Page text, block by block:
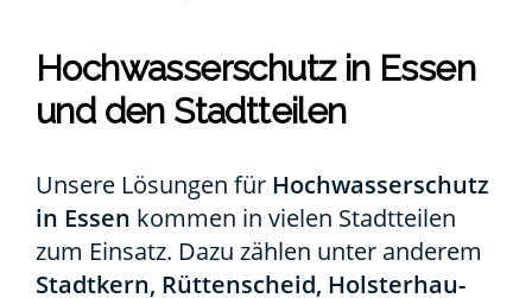
Hoch­was­ser­schutz in Essen
und den Stadt­tei­len
Unse­re Lösun­gen für Hoch­was­ser­schutz
in Essen kom­men in vie­len Stadt­tei­len
zum Ein­satz. Dazu zäh­len unter ande­rem
Stadt­kern, Rüt­ten­scheid, Hols­ter­hau­